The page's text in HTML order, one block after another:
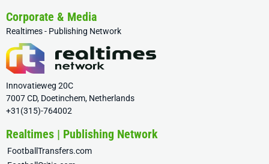
Corporate & Media
Realtimes - Publishing Network
Innovatieweg 20C
7007 CD, Doetinchem, Netherlands
+31(315)-764002
Realtimes | Publishing Network
FootballTransfers.com